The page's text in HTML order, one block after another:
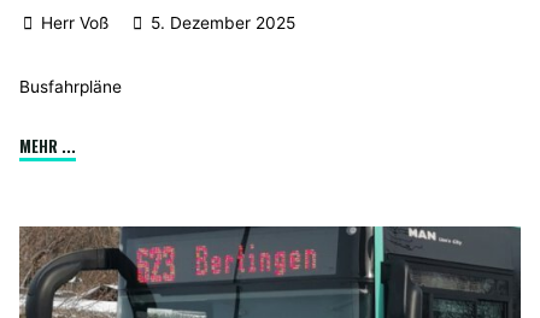
Herr Voß 5. Dezember 2025
Busfahrpläne
MEHR ...